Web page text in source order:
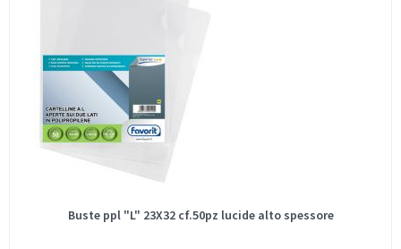
Buste ppl "L" 23X32 cf.50pz lucide alto spessore